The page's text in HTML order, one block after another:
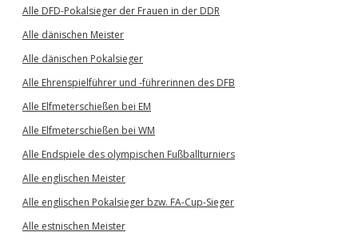
Alle DFD-Pokalsieger der Frauen in der DDR
Alle dänischen Meister
Alle dänischen Pokalsieger
Alle Ehrenspielführer und -führerinnen des DFB
Alle Elfmeterschießen bei EM
Alle Elfmeterschießen bei WM
Alle Endspiele des olympischen Fußballturniers
Alle englischen Meister
Alle englischen Pokalsieger bzw. FA-Cup-Sieger
Alle estnischen Meister